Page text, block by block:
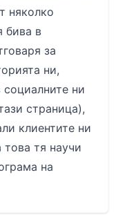
няколко
бива в
за
ни,
ни
страница),
клиентите ни
тя научи
на